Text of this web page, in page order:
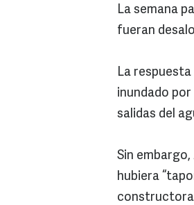
La semana
fueran
La
inundado
salidas del
Sin
hubiera
constructora